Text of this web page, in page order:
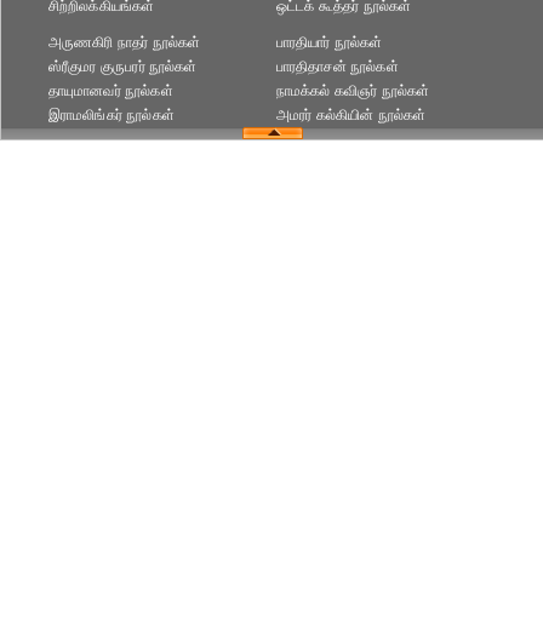
சிற்றிலக்கியங்கள்
ஒட்டக் கூத்தர் நூல்கள்
அருணகிரி நாதர் நூல்கள்
ஸ்ரீகுமர குருபரர் நூல்கள்
தாயுமானவர் நூல்கள்
இராமலிங்கர் நூல்கள்
பாரதியார் நூல்கள்
பாரதிதாசன் நூல்கள்
நாமக்கல் கவிஞர் நூல்கள்
அமரர் கல்கியின் நூல்கள்